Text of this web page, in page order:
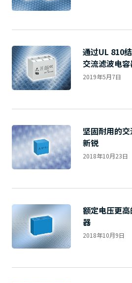
通过UL 810
交流滤波电
2019年5月7日
坚固耐用的
新锐
2018年10月23日
额定电压更
器
2018年10月9日